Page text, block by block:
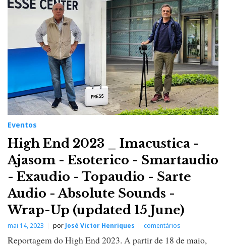
Eventos
High End 2023 _ Imacustica -
Ajasom - Esoterico - Smartaudio
- Exaudio - Topaudio - Sarte
Audio - Absolute Sounds -
Wrap-Up (updated 15 June)
mai 14, 2023 porJosé Victor Henriques comentários
Reportagem do High End 2023. A partir de 18 de maio,